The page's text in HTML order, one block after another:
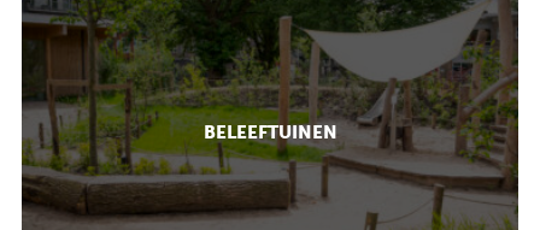
BELEEFTUINEN